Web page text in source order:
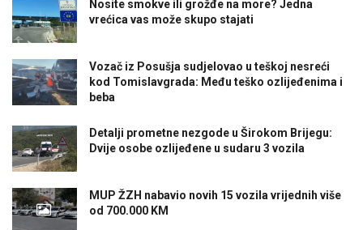
Nosite smokve ili grožđe na more? Jedna
vrećica vas može skupo stajati
Vozač iz Posušja sudjelovao u teškoj nesreći
kod Tomislavgrada: Među teško ozlijeđenima i
beba
Detalji prometne nezgode u Širokom Brijegu:
Dvije osobe ozlijeđene u sudaru 3 vozila
MUP ŽZH nabavio novih 15 vozila vrijednih više
od 700.000 KM